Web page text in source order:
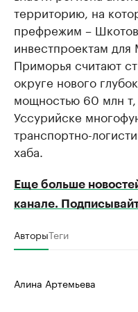
территорию, на
префрежим –
инвестпроектам
Приморья считают
округе нового
мощностью 60 млн т,
Уссурийске
транспортно-
хаба.
Еще больше
канале.
АвторыТеги
Алина Артемьева